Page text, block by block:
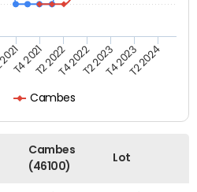
Cambes
T4 2021T2 2022T4 2022T2 2023T4 2023T2 2024
Cambes
(46100)
Lot